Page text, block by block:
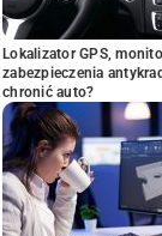
Lokalizator GPS,
zabezpieczenia
chronić auto?